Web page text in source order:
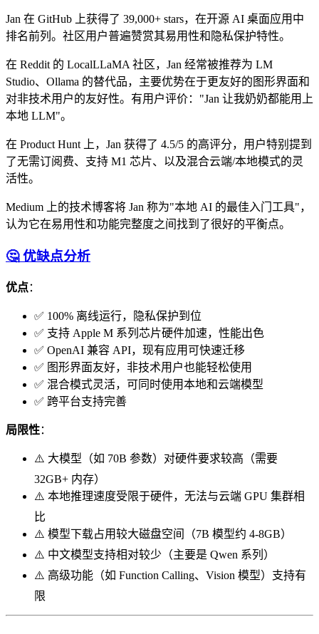
Jan 在 GitHub 上获得了 39,000+ stars，在开源 AI 桌面应用中
排名前列。社区用户普遍赞赏其易用性和隐私保护特性。
在 Reddit 的 LocalLLaMA 社区，Jan 经常被推荐为 LM
Studio、Ollama 的替代品，主要优势在于更友好的图形界面和
对非技术用户的友好性。有用户评价："Jan 让我奶奶都能用上
本地 LLM"。
在 Product Hunt 上，Jan 获得了 4.5/5 的高评分，用户特别提到
了无需订阅费、支持 M1 芯片、以及混合云端/本地模式的灵
活性。
Medium 上的技术博客将 Jan 称为"本地 AI 的最佳入门工具"，
认为它在易用性和功能完整度之间找到了很好的平衡点。
🤔 优缺点分析
优点：
✅ 100% 离线运行，隐私保护到位
✅ 支持 Apple M 系列芯片硬件加速，性能出色
✅ OpenAI 兼容 API，现有应用可快速迁移
✅ 图形界面友好，非技术用户也能轻松使用
✅ 混合模式灵活，可同时使用本地和云端模型
✅ 跨平台支持完善
局限性：
⚠️ 大模型（如 70B 参数）对硬件要求较高（需要
32GB+ 内存）
⚠️ 本地推理速度受限于硬件，无法与云端 GPU 集群相
比
⚠️ 模型下载占用较大磁盘空间（7B 模型约 4-8GB）
⚠️ 中文模型支持相对较少（主要是 Qwen 系列）
⚠️ 高级功能（如 Function Calling、Vision 模型）支持有
限